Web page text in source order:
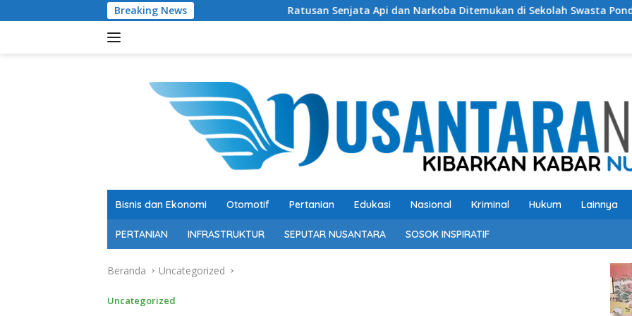
ke
Breaking NewsRatusan Senjata Api dan Narkoba Ditemukan di Sekolah Swasta Pondok Pinang Jaksel,
Bisnis dan Ekonomi Otomotif Pertanian Edukasi Nasional Kriminal Hukum Lainnya
PERTANIAN INFRASTRUKTUR SEPUTAR NUSANTARA SOSOK INSPIRATIF
Beranda Uncategorized
Uncategorized